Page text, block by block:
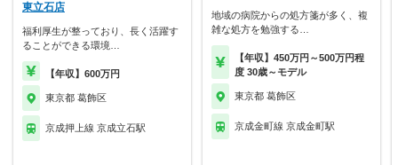
東立石店
福利厚生が整っており、長く活躍す
ることができる環境…
【年収】600万円
東京都 葛飾区
京成押上線 京成立石駅
地域の病院からの処方箋が多く、複
雑な処方を勉強する…
【年収】450万円～500万円程
度 30歳～モデル
東京都 葛飾区
京成金町線 京成金町駅